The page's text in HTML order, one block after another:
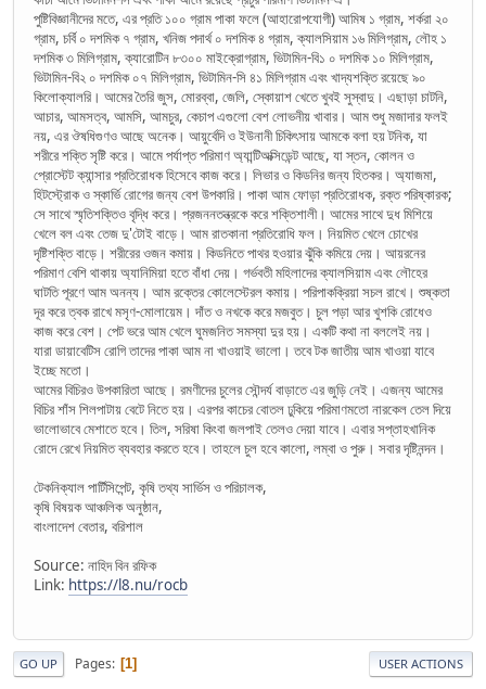
পুষ্টিবিজ্ঞানীদের মতে, এর প্রতি ১০০ গ্রাম পাকা ফলে (আহারোপযোগী) আমিষ ১ গ্রাম, শর্করা ২০
গ্রাম, চর্বি ০ দশমিক ৭ গ্রাম, খনিজ পদার্থ ০ দশমিক ৪ গ্রাম, ক্যালসিয়াম ১৬ মিলিগ্রাম, লৌহ ১
দশমিক ৩ মিলিগ্রাম, ক্যারোটিন ৮৩০০ মাইক্রোগ্রাম, ভিটামিন-বি১ ০ দশমিক ১০ মিলিগ্রাম,
ভিটামিন-বি২ ০ দশমিক ০৭ মিলিগ্রাম, ভিটামিন-সি ৪১ মিলিগ্রাম এবং খাদ্যশক্তি রয়েছে ৯০
কিলোক্যালরি। আমের তৈরি জুস, মোরব্বা, জেলি, স্কোয়াশ খেতে খুবই সুস্বাদু। এছাড়া চাটনি,
আচার, আমসত্ব, আমসি, আমচুর, কেচাপ এগুলো বেশ লোভনীয় খাবার। আম শুধু মজাদার ফলই
নয়, এর ঔষধিগুণও আছে অনেক। আয়ুর্বেদি ও ইউনানী চিকিৎসায় আমকে বলা হয় টনিক, যা
শরীরে শক্তি সৃষ্টি করে। আমে পর্যাপ্ত পরিমাণ অ্যান্টিঅক্সিডেন্ট আছে, যা স্তন, কোলন ও
প্রোস্টেট ক্যান্সার প্রতিরোধক হিসেবে কাজ করে। লিভার ও কিডনির জন্য হিতকর। অ্যাজমা,
হিটস্ট্রোক ও স্কার্ভি রোগের জন্য বেশ উপকারি। পাকা আম ফোড়া প্রতিরোধক, রক্ত পরিষ্কারক;
সে সাথে স্মৃতিশক্তিও বৃদ্ধি করে। প্রজননতন্ত্রকে করে শক্তিশালী। আমের সাথে দুধ মিশিয়ে
খেলে বল এবং তেজ দু'টোই বাড়ে। আম রাতকানা প্রতিরোধি ফল। নিয়মিত খেলে চোখের
দৃষ্টিশক্তি বাড়ে। শরীরের ওজন কমায়। কিডনিতে পাথর হওয়ার ঝুঁকি কমিয়ে দেয়। আয়রনের
পরিমাণ বেশি থাকায় অ্যানিমিয়া হতে বাঁধা দেয়। গর্ভবতী মহিলাদের ক্যালসিয়াম এবং লৌহের
ঘাটতি পূরণে আম অনন্য। আম রক্তের কোলেস্টেরল কমায়। পরিপাকক্রিয়া সচল রাখে। শুষ্কতা
দূর করে ত্বক রাখে মসৃণ-মোলায়েম। দাঁত ও নখকে করে মজবুত। চুল পড়া আর খুশকি রোধেও
কাজ করে বেশ। পেট ভরে আম খেলে ঘুমজনিত সমস্যা দুর হয়। একটি কথা না বললেই নয়।
যারা ডায়াবেটিস রোগি তাদের পাকা আম না খাওয়াই ভালো। তবে টক জাতীয় আম খাওয়া যাবে
ইচ্ছে মতো।
আমের বিচিরও উপকারিতা আছে। রমণীদের চুলের সৌন্দর্য বাড়াতে এর জুড়ি নেই। এজন্য আমের
বিচির শাঁস শিলপাটায় বেটে নিতে হয়। এরপর কাচের বোতল ঢুকিয়ে পরিমাণমতো নারকেল তেল দিয়ে
ভালোভাবে মেশাতে হবে। তিল, সরিষা কিংবা জলপাই তেলও দেয়া যাবে। এবার সপ্তাহখানিক
রোদে রেখে নিয়মিত ব্যবহার করতে হবে। তাহলে চুল হবে কালো, লম্বা ও পুরু। সবার দৃষ্টিনন্দন।
টেকনিক্যাল পার্টিসিপেন্ট, কৃষি তথ্য সার্ভিস ও পরিচালক,
কৃষি বিষয়ক আঞ্চলিক অনুষ্ঠান,
বাংলাদেশ বেতার, বরিশাল
Source: নাহিদ বিন রফিক
Link: https://l8.nu/rocb
GO UP Pages 1 USER ACTIONS